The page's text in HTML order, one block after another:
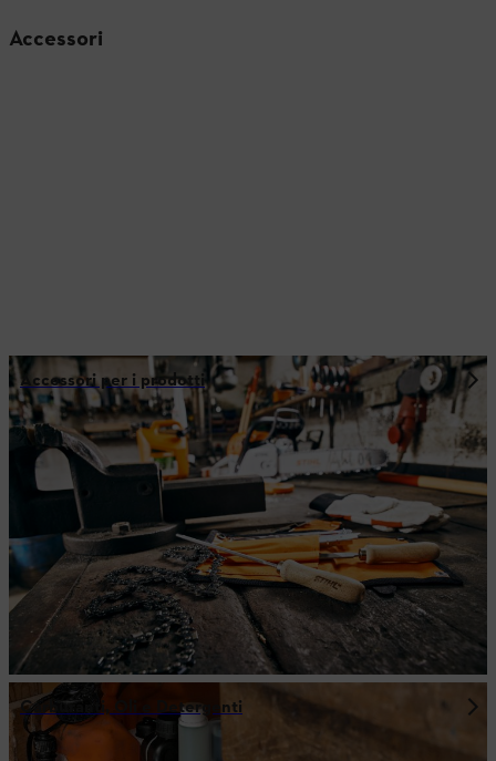
Accessori
Accessori per i prodotti
Carburanti, Oli e Detergenti